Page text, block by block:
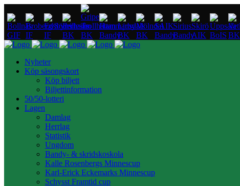
Nyheter
Köp säsongskort
Köp biljett
Biljettinformation
50/50-lotteri
Lagen
Damlag
Herrlag
Statistik
Ungdom
Bandy- & skridskoskola
Kalle Rosenbergs Minnescup
Karl-Erick Eckemarks Minnescup
Schysst Framtid cup